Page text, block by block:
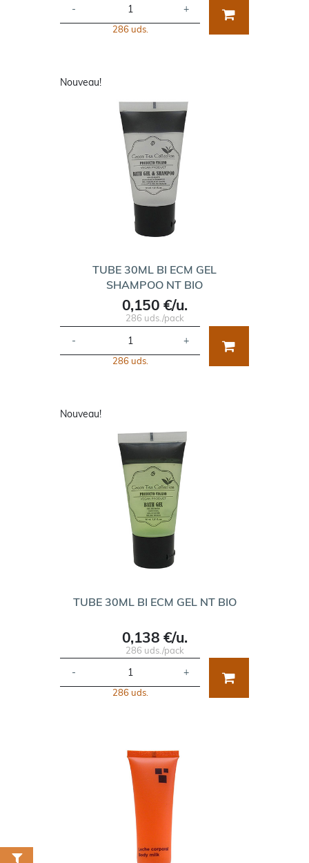
- +
286 uds.
Nouveau!
TUBE 30ML BI ECM GEL
SHAMPOO NT BIO
0,150 €/u.
286 uds./pack
- +
286 uds.
Nouveau!
TUBE 30ML BI ECM GEL NT BIO
0,138 €/u.
286 uds./pack
- +
286 uds.